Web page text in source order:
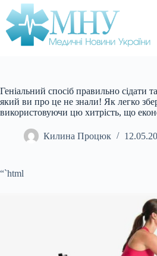
Перейти
до
вмісту
Геніальний спосіб правильно сідати
який ви про це не знали! Як легко
використовуючи цю хитрість, що
Килина Процюк
“`html